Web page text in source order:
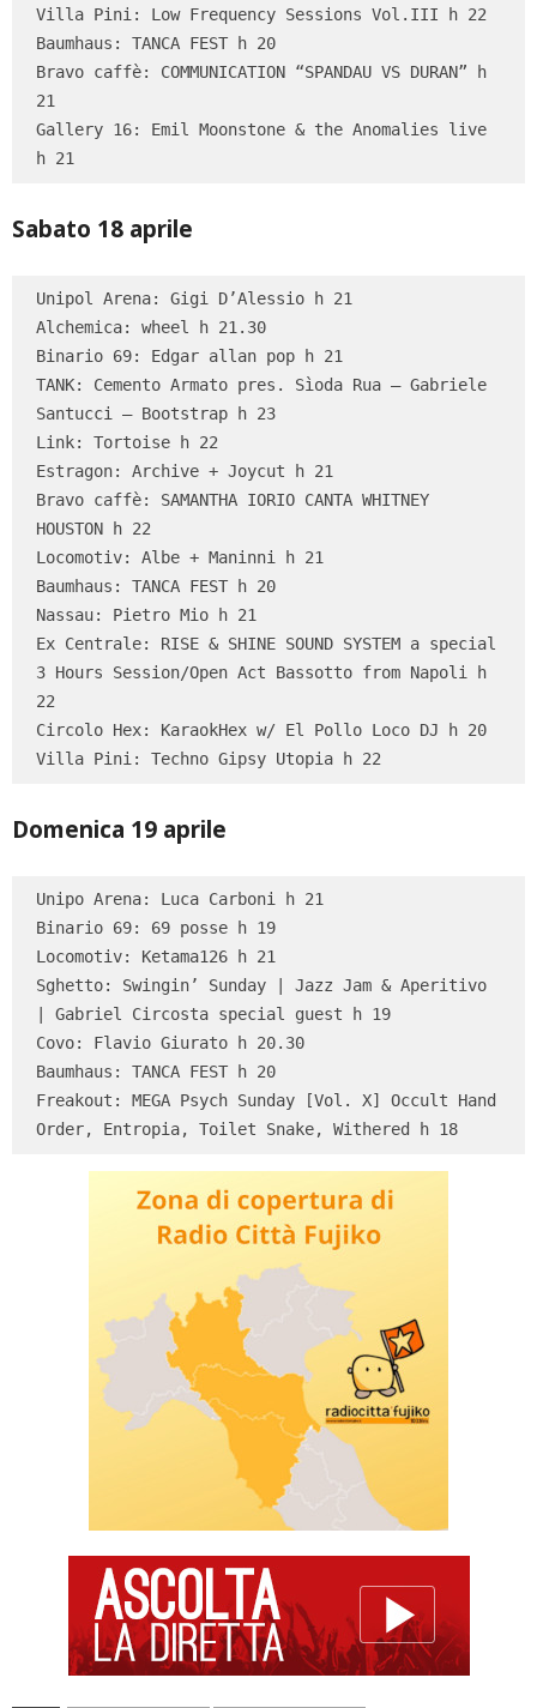
Villa Pini: Low Frequency Sessions Vol.III h 22
Baumhaus: TANCA FEST h 20
Bravo caffè: COMMUNICATION “SPANDAU VS DURAN” h
21
Gallery 16: Emil Moonstone & the Anomalies live
h 21
Sabato 18 aprile
Unipol Arena: Gigi D’Alessio h 21
Alchemica: wheel h 21.30
Binario 69: Edgar allan pop h 21
TANK: Cemento Armato pres. Sìoda Rua – Gabriele
Santucci – Bootstrap h 23
Link: Tortoise h 22
Estragon: Archive + Joycut h 21
Bravo caffè: SAMANTHA IORIO CANTA WHITNEY
HOUSTON h 22
Locomotiv: Albe + Maninni h 21
Baumhaus: TANCA FEST h 20
Nassau: Pietro Mio h 21
Ex Centrale: RISE & SHINE SOUND SYSTEM a special
3 Hours Session/Open Act Bassotto from Napoli h
22
Circolo Hex: KaraokHex w/ El Pollo Loco DJ h 20
Villa Pini: Techno Gipsy Utopia h 22
Domenica 19 aprile
Unipo Arena: Luca Carboni h 21
Binario 69: 69 posse h 19
Locomotiv: Ketama126 h 21
Sghetto: Swingin’ Sunday | Jazz Jam & Aperitivo
| Gabriel Circosta special guest h 19
Covo: Flavio Giurato h 20.30
Baumhaus: TANCA FEST h 20
Freakout: MEGA Psych Sunday [Vol. X] Occult Hand
Order, Entropia, Toilet Snake, Withered h 18